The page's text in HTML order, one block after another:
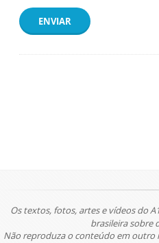
ENVIAR
Os textos, fotos, artes e vídeos do
brasileira sobre
Não reproduza o conteúdo em outro